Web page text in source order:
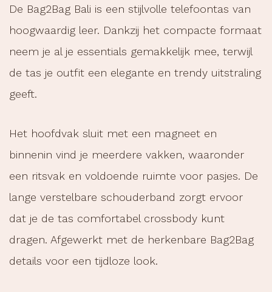
De Bag2Bag Bali is een stijlvolle telefoontas van
hoogwaardig leer. Dankzij het compacte formaat
neem je al je essentials gemakkelijk mee, terwijl
de tas je outfit een elegante en trendy uitstraling
geeft.
Het hoofdvak sluit met een magneet en
binnenin vind je meerdere vakken, waaronder
een ritsvak en voldoende ruimte voor pasjes. De
lange verstelbare schouderband zorgt ervoor
dat je de tas comfortabel crossbody kunt
dragen. Afgewerkt met de herkenbare Bag2Bag
details voor een tijdloze look.